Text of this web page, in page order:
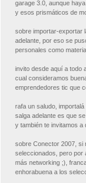
garage 3.0, aunque
y esos prismáticos de
sobre importar-exportar
adelante, por eso se
personales como
invito desde aquí a todo
cual consideramos
emprendedores tic que
rafa un saludo,
salga adelante es que se
y también te invitamos
sobre Conector 2007, si
seleccionados, pero por
más networking ;),
enhorabuena a los